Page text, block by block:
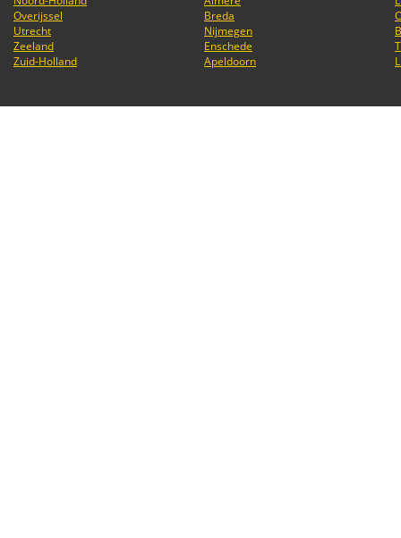
Overijssel
Utrecht
Zeeland
Zuid-Holland
Breda
Nijmegen
Enschede
Apeldoorn